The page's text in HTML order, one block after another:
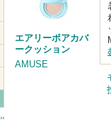
エアリーポアカバ
ークッション
AMUSE